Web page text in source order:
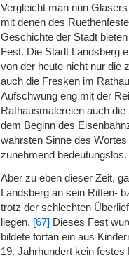
Vergleicht man nun
mit denen des
Geschichte der Stadt
Fest. Die Stadt Landsberg
von der heute nicht nur die
auch die Fresken im
Aufschwung eng mit der
Rathausmalereien auch
dem Beginn des
wahrsten Sinne des
zunehmend bedeutungslos.
Aber zu eben dieser Zeit,
Landsberg an sein Ritten-
trotz der schlechten
liegen. [67] Dieses Fest
bildete fortan ein aus
19. Jahrhundert kein